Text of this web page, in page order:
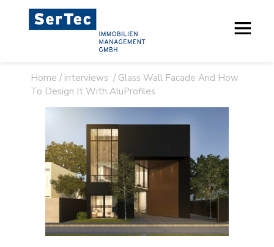
Home / interviews / Glass Wall Facade And How
To Design It With AluProfiles